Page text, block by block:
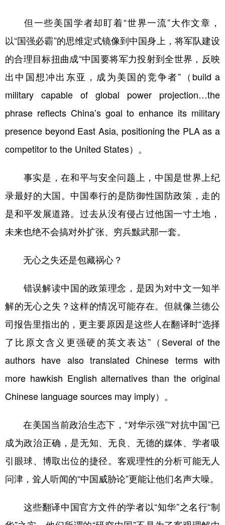
但一些美国学者却盯着“世界一流”大作文章，
以“国强必霸”的思维定式镜像到中国身上，将军队建设
的合理目标扭曲成“中国要将军力投射到全世界，反映
出中国想冲出东亚，成为美国的竞争者”（build a
military capable of global power projection…the
phrase reflects China’s goal to enhance its military
presence beyond East Asia, positioning the PLA as a
competitor to the United States）。
事实是，在和平与安全问题上，中国是世界上纪
录最好的大国。中国奉行的是防御性国防政策，走的
是和平发展道路。过去从没有侵占过他国一寸土地，
未来也绝不会搞对外扩张、穷兵黩武那一套。
无心之失还是包藏祸心？
错误解读中国的政策理念，是因为对中文一知半
解的无心之失？这样的情况可能存在。但就像兰德公
司报告里指出的，更主要原因是这些人在翻译时“选择
了比原文含义更强硬的英文表达”（Several of the
authors have also translated Chinese terms with
more hawkish English alternatives than the original
Chinese language sources may imply）。
在美国当前政治生态下，“对华示强”“对抗中国”已
成为政治正确，是无知、无良、无德的媒体、学者吸
引眼球、博取出位的捷径。客观理性的分析可能无人
问津，耸人听闻的“中国威胁论”更能让他们名声大噪。
这些翻译中国官方文件的学者以“知华”之名行“制